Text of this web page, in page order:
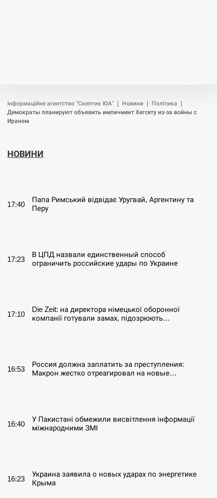
Інформаційне агентство "Скептик ЮА" Новини Політика
Демократы планируют объявить импичмент Хегсету из-за войны с
Ираном
НОВИНИ
17:40
Папа Римський відвідає Уругвай, Аргентину та
Перу
17:23
В ЦПД назвали единственный способ
ограничить российские удары по Украине
17:10
Die Zeit: на директора німецької оборонної
компанії готували замах, підозрюють…
16:53
Россия должна заплатить за преступления:
Макрон жестко отреагировал на новые…
16:40
У Пакистані обмежили висвітлення інформації
міжнародними ЗМІ
16:23
Украина заявила о новых ударах по энергетике
Крыма